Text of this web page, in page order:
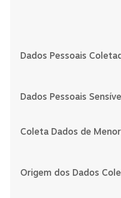
Dados Pessoais
Dados Pessoais
Coleta Dados de
Origem dos Dados